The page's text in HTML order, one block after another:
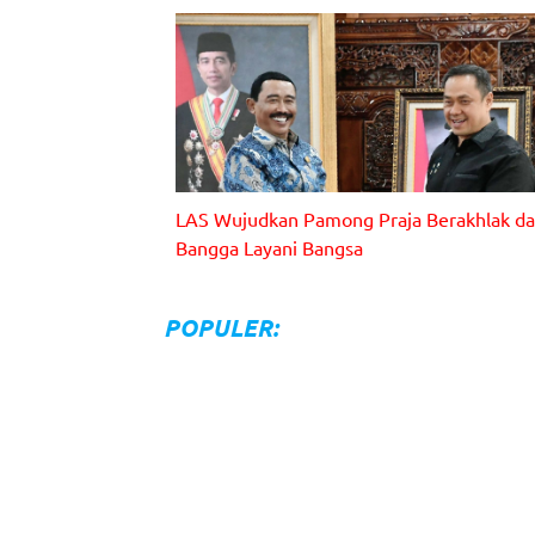
Rektor IPDN Dr. Hadi Prabowo, M.M. memberikan
LAS Wujudkan Pamong Praja Berakhlak
Bangga Layani Bangsa
POPULER: